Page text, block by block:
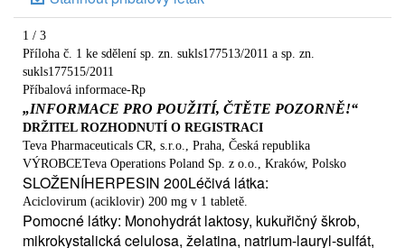
1 / 3
Příloha č. 1 ke sdělení sp. zn. sukls177513/2011 a sp. zn.
sukls177515/2011
Příbalová informace-Rp
„INFORMACE PRO POUŽITÍ, ČTĚTE POZORNĚ!“
DRŽITEL ROZHODNUTÍ O REGISTRACI
Teva Pharmaceuticals CR, s.r.o., Praha, Česká republika
VÝROBCETeva Operations Poland Sp. z o.o., Kraków, Polsko
SLOŽENÍHERPESIN 200Léčivá látka:
Aciclovirum (aciklovir) 200 mg v 1 tabletě.
Pomocné látky: Monohydrát laktosy, kukuřičný škrob,
mikrokystalická celulosa, želatina, natrium-lauryl-sulfát,